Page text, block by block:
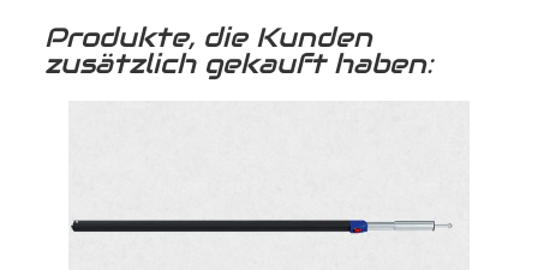
Produkte, die Kunden
zusätzlich gekauft haben: